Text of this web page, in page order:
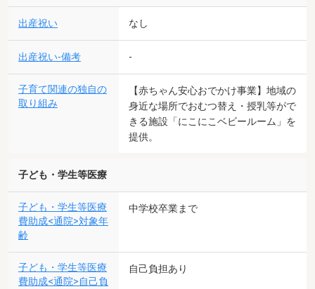
出産祝い なし
出産祝い-備考 -
子育て関連の独自の
取り組み
【赤ちゃん安心おでかけ事業】地域の
身近な場所でおむつ替え・授乳等がで
きる施設「にこにこベビールーム」を
提供。
子ども・学生等医療
子ども・学生等医療
費助成<通院>対象年
齢
中学校卒業まで
子ども・学生等医療
費助成<通院>自己負
自己負担あり